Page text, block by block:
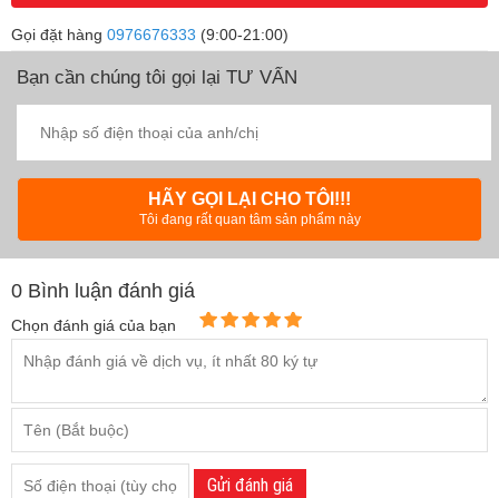
Gọi đặt hàng 0976676333 (9:00-21:00)
Bạn cần chúng tôi gọi lại TƯ VẤN
HÃY GỌI LẠI CHO TÔI!!!
Tôi đang rất quan tâm sản phẩm này
0 Bình luận đánh giá
Chọn đánh giá của bạn
Gửi đánh giá